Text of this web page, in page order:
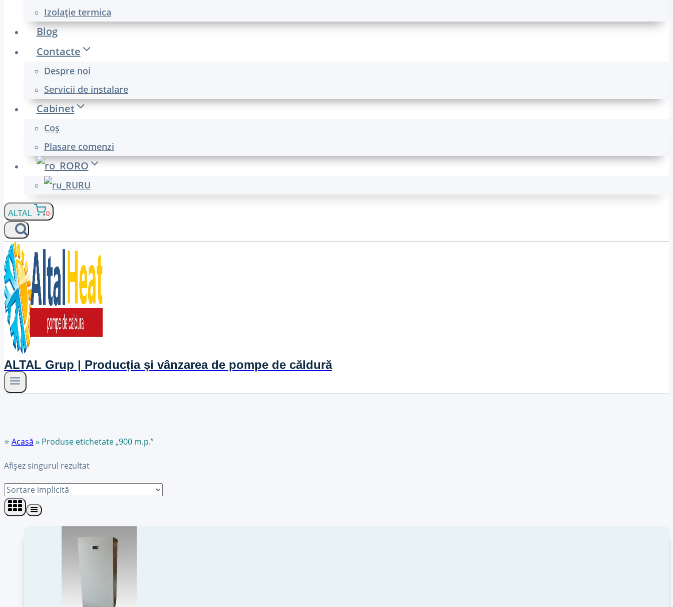
Izolație termica
Blog
Contacte
Despre noi
Servicii de instalare
Cabinet
Coş
Plasare comenzi
RO
RU
ALTAL 0
ALTAL Grup | Producția și vânzarea de pompe de căldură
⭐ Acasă » Produse etichetate „900 m.p.”
Afișez singurul rezultat